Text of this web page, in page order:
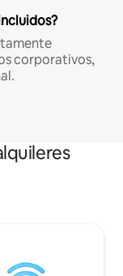
corporativos,